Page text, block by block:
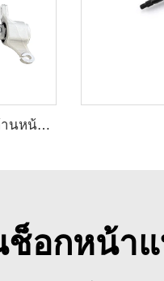
TSBJ ผู้ผลิตส่งออกคุณภาพสูงแขนควบคุมด้านหน้าล่างสำหรับ Mercedes-Benz M-CLASS (W166) 2011- OE 1663300107
ช็อกหน้า